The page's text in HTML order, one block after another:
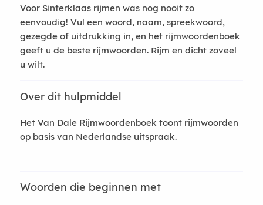
Voor Sinterklaas rijmen was nog nooit zo
eenvoudig! Vul een woord, naam, spreekwoord,
gezegde of uitdrukking in, en het rijmwoordenboek
geeft u de beste rijmwoorden. Rijm en dicht zoveel
u wilt.
Over dit hulpmiddel
Het Van Dale Rijmwoordenboek toont rijmwoorden
op basis van Nederlandse uitspraak.
Woorden die beginnen met